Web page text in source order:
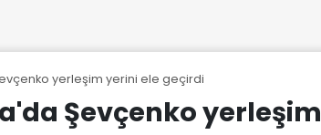
yerleşim yerini ele geçirdi
Şevçenko yerleşim